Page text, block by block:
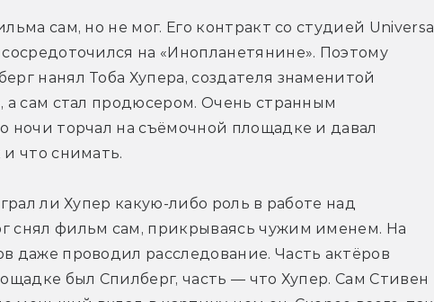
сам, но не мог. Его контракт со студией Universal
на «Инопланетянине». Поэтому
нанял Тоба Хупера, создателя знаменитой
а сам стал продюсером. Очень странным
ночи торчал на съёмочной площадке и давал
что снимать.
ли Хупер какую-либо роль в работе над
снял фильм сам, прикрываясь чужим именем. На
даже проводил расследование. Часть актёров
был Спилберг, часть — что Хупер. Сам Стивен